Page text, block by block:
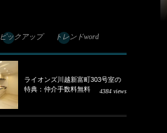
ピックアップ トレンドword
ライオンズ川越新富町303号室の
特典：仲介手数料無料
4384 views